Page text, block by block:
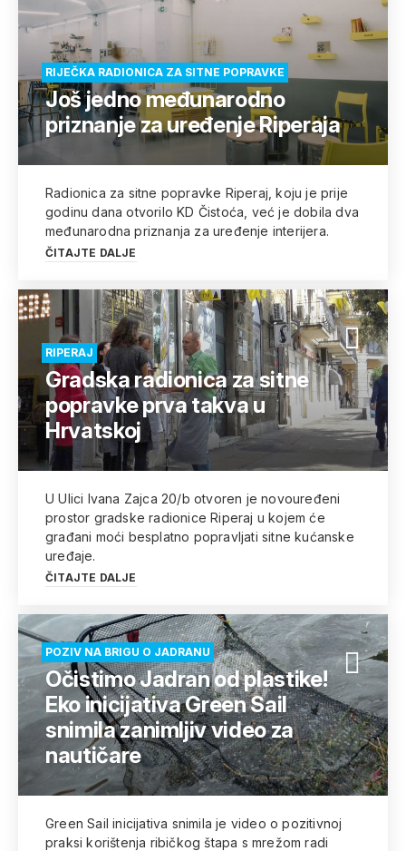
RIJEČKA RADIONICA ZA SITNE POPRAVKE
Još jedno međunarodno
priznanje za uređenje Riperaja
Radionica za sitne popravke Riperaj, koju je prije
godinu dana otvorilo KD Čistoća, već je dobila dva
međunarodna priznanja za uređenje interijera.
ČITAJTE DALJE
RIPERAJ
Gradska radionica za sitne
popravke prva takva u
Hrvatskoj
U Ulici Ivana Zajca 20/b otvoren je novouređeni
prostor gradske radionice Riperaj u kojem će
građani moći besplatno popravljati sitne kućanske
uređaje.
ČITAJTE DALJE
POZIV NA BRIGU O JADRANU
Očistimo Jadran od plastike!
Eko inicijativa Green Sail
snimila zanimljiv video za
nautičare
Green Sail inicijativa snimila je video o pozitivnoj
praksi korištenja ribičkog štapa s mrežom radi